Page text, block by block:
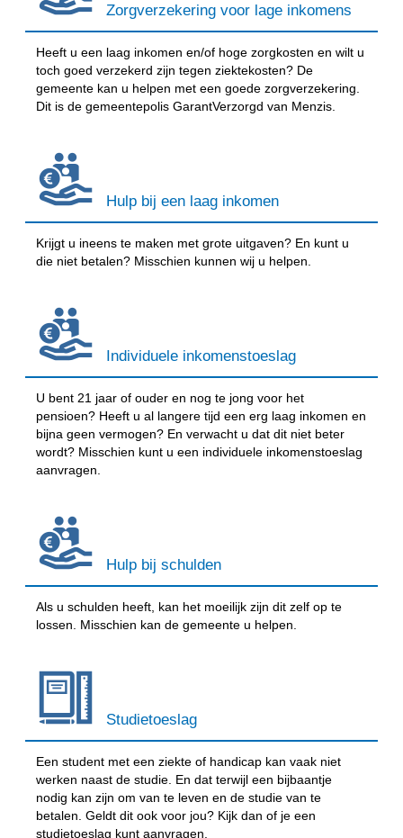
Zorgverzekering voor lage inkomens
Heeft u een laag inkomen en/of hoge zorgkosten en wilt u
toch goed verzekerd zijn tegen ziektekosten? De
gemeente kan u helpen met een goede zorgverzekering.
Dit is de gemeentepolis GarantVerzorgd van Menzis.
Hulp bij een laag inkomen
Krijgt u ineens te maken met grote uitgaven? En kunt u
die niet betalen? Misschien kunnen wij u helpen.
Individuele inkomenstoeslag
U bent 21 jaar of ouder en nog te jong voor het
pensioen? Heeft u al langere tijd een erg laag inkomen en
bijna geen vermogen? En verwacht u dat dit niet beter
wordt? Misschien kunt u een individuele inkomenstoeslag
aanvragen.
Hulp bij schulden
Als u schulden heeft, kan het moeilijk zijn dit zelf op te
lossen. Misschien kan de gemeente u helpen.
Studietoeslag
Een student met een ziekte of handicap kan vaak niet
werken naast de studie. En dat terwijl een bijbaantje
nodig kan zijn om van te leven en de studie van te
betalen. Geldt dit ook voor jou? Kijk dan of je een
studietoeslag kunt aanvragen.